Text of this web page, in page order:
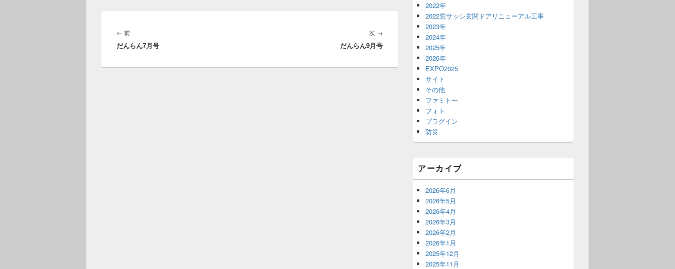
稿
ナ
ゲ
← 前前
の
だんらん7月号
次 →
の
だんらん9月号
2022年
2022窓サッシ玄関ドアリニューアル工事
2023年
2024年
2025年
2026年
EXPO2025
サイト
その他
ファミトー
フォト
プラグイン
防災
アーカイブ
2026年6月
2026年5月
2026年4月
2026年3月
2026年2月
2026年1月
2025年12月
2025年11月